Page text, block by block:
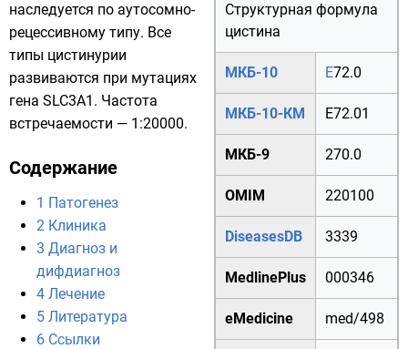
Структурная формула
цистина
МКБ-10 E72.0
МКБ-10-КМ E72.01
МКБ-9 270.0
OMIM 220100
DiseasesDB 3339
MedlinePlus 000346
eMedicine med/498
наследуется по аутосомно-
рецессивному типу. Все
типы цистинурии
развиваются при мутациях
гена SLC3A1. Частота
встречаемости — 1:20000.
Содержание
1 Патогенез
2 Клиника
3 Диагноз и
дифдиагноз
4 Лечение
5 Литература
6 Ссылки